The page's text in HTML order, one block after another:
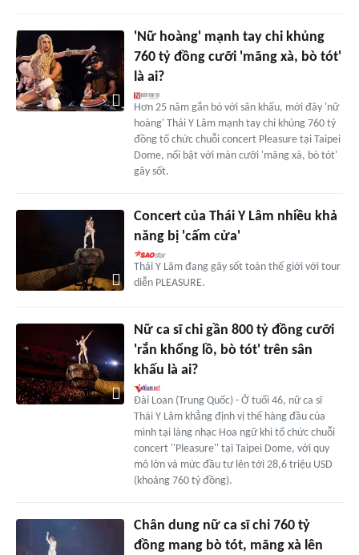
'Nữ hoàng' mạnh tay chi khủng
760 tỷ đồng cưỡi 'mãng xà, bò tót'
là ai?
Hơn 25 năm gắn bó với sân khấu, mới đây 'nữ
hoàng' Thái Y Lâm mạnh tay chi khủng 760 tỷ
đồng tổ chức chuỗi concert Pleasure tại Taipei
Dome, nổi bật với màn cưỡi 'mãng xà, bò tót'
gây sốt.
Concert của Thái Y Lâm nhiều khả
năng bị 'cấm cửa'
Thái Y Lâm đang gây sốt toàn thế giới với tour
diễn PLEASURE.
Nữ ca sĩ chi gần 800 tỷ đồng cưỡi
'rắn khổng lồ, bò tót' trên sân
khấu là ai?
Đài Loan (Trung Quốc) - Ở tuổi 46, nữ ca sĩ
Thái Y Lâm khẳng định vị thế hàng đầu của
mình tại làng nhạc Hoa ngữ khi tổ chức chuỗi
concert ''Pleasure'' tại Taipei Dome, với quy
mô lớn và mức đầu tư lên tới 28,6 triệu USD
(khoảng 760 tỷ đồng).
Chân dung nữ ca sĩ chi 760 tỷ
đồng mang bò tót, mãng xà lên